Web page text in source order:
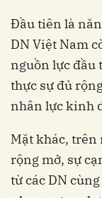
Đầu tiên là
DN Việt Nam
nguồn lực đầu
thực sự đủ
nhân lực kinh
Mặt khác,
rộng mở, sự
từ các DN